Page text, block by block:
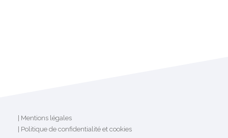
Mentions légales
Politique de confidentialité et cookies